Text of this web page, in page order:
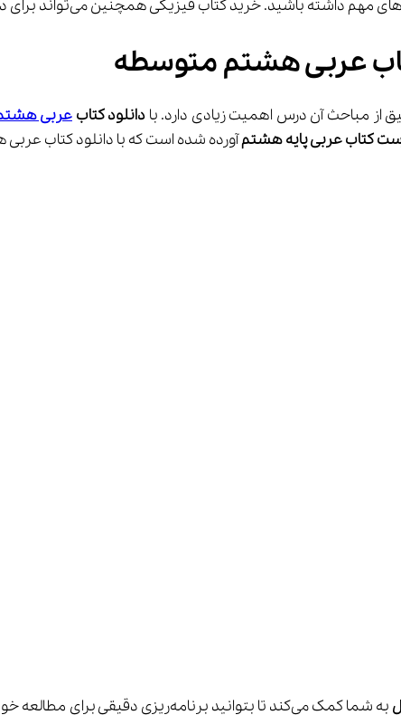
عربی هشتم متوسطه
از مباحث آن درس اهمیت زیادی دارد. با دانلود کتاب عربی
کتاب عربی پایه هشتم آورده شده است که با دانلود کتاب عربی هشتم می‌توانید به طور دقیق‌تر